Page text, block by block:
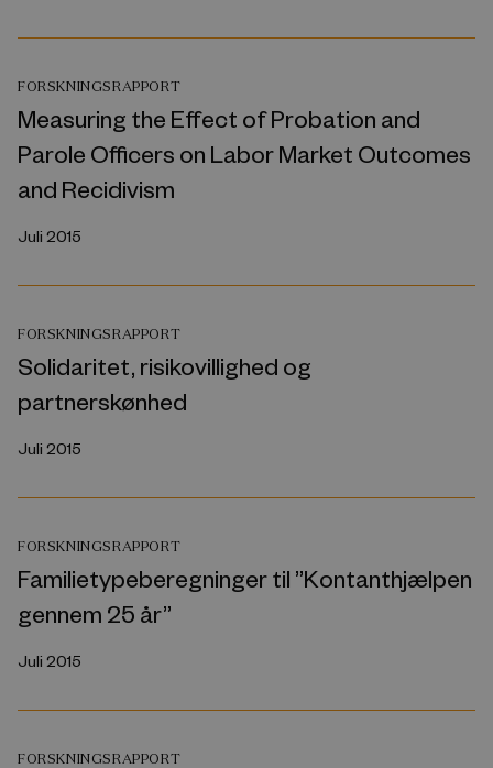
FORSKNINGSRAPPORT
Measuring the Effect of Probation and
Parole Officers on Labor Market Outcomes
and Recidivism
Juli 2015
FORSKNINGSRAPPORT
Solidaritet, risikovillighed og
partnerskønhed
Juli 2015
FORSKNINGSRAPPORT
Familietypeberegninger til ”Kontanthjælpen
gennem 25 år”
Juli 2015
FORSKNINGSRAPPORT